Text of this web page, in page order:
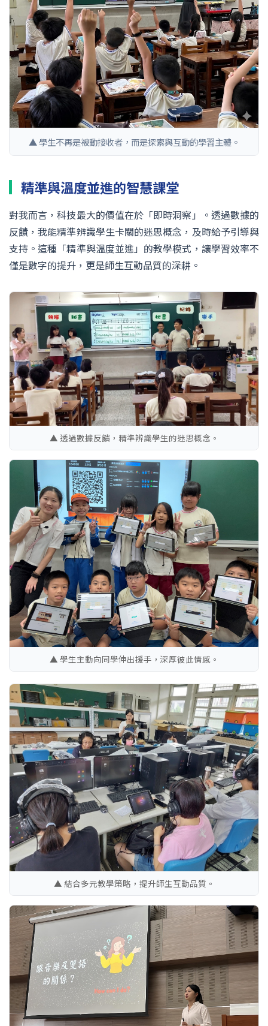
▲ 學生不再是被動接收者，而是探索與互動的學習主體。
精準與溫度並進的智慧課堂
對我而言，科技最大的價值在於「即時洞察」。透過數據的
反饋，我能精準辨識學生卡關的迷思概念，及時給予引導與
支持。這種「精準與溫度並進」的教學模式，讓學習效率不
僅是數字的提升，更是師生互動品質的深耕。
▲ 透過數據反饋，精準辨識學生的迷思概念。
▲ 學生主動向同學伸出援手，深厚彼此情感。
▲ 結合多元教學策略，提升師生互動品質。